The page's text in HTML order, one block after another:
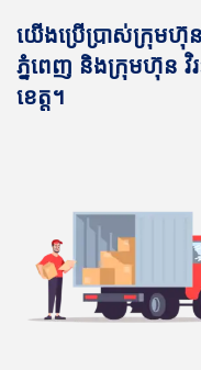
យើងប្រើប្រាស់ក្រុម
ភ្នំពេញ និងក្រុមហ៊ុន វិ
ខេត្ត។